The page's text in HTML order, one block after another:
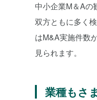
中小企業M＆Aの
双方ともに多く
はM&A実施件数
見られます。
業種もさ